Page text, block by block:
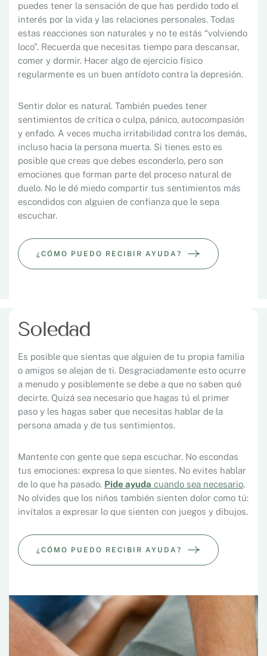
puedes tener la sensación de que has perdido todo el
interés por la vida y las relaciones personales. Todas
estas reacciones son naturales y no te estás “volviendo
loco”. Recuerda que necesitas tiempo para descansar,
comer y dormir. Hacer algo de ejercicio físico
regularmente es un buen antídoto contra la depresión.
Sentir dolor es natural. También puedes tener
sentimientos de crítica o culpa, pánico, autocompasión
y enfado. A veces mucha irritabilidad contra los demás,
incluso hacia la persona muerta. Si tienes esto es
posible que creas que debes esconderlo, pero son
emociones que forman parte del proceso natural de
duelo. No le dé miedo compartir tus sentimientos más
escondidos con alguien de confianza que le sepa
escuchar.
¿CÓMO PUEDO RECIBIR AYUDA?
Soledad
Es posible que sientas que alguien de tu propia familia
o amigos se alejan de ti. Desgraciadamente esto ocurre
a menudo y posiblemente se debe a que no saben qué
decirte. Quizá sea necesario que hagas tú el primer
paso y les hagas saber que necesitas hablar de la
persona amada y de tus sentimientos.
Mantente con gente que sepa escuchar. No escondas
tus emociones: expresa lo que sientes. No evites hablar
de lo que ha pasado. Pide ayuda cuando sea necesario.
No olvides que los niños también sienten dolor como tú:
invítalos a expresar lo que sienten con juegos y dibujos.
¿CÓMO PUEDO RECIBIR AYUDA?